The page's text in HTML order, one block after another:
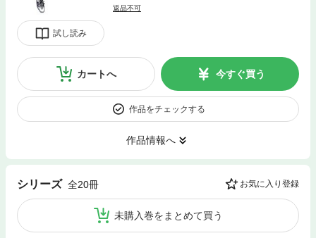
試し読み
返品不可
カートへ 今すぐ買う
作品をチェックする
作品情報へ
シリーズ 全20冊 お気に入り登録
未購入巻をまとめて買う